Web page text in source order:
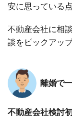
安に思っている
不動産会社に相
談をピックアッ
離婚で
不動産会社検討